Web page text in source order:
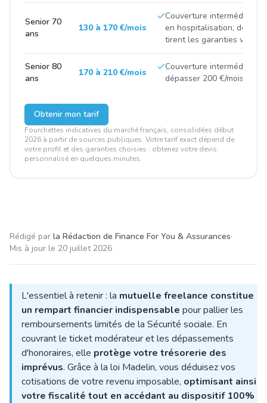
Senior 70
ans
130 à 170 €/mois
Couverture intermédiaire ;
en hospitalisation,
tirent les garanties vers le
Senior 80
ans
170 à 210 €/mois
Couverture intermédiaire
dépasser 200 €/mois en
Obtenir mon tarif
Fourchettes indicatives du marché français, consolidées début
2026 à partir de sources publiques. Votre tarif exact dépend de
votre profil et des garanties choisies : obtenez votre devis
personnalisé en quelques minutes.
Rédigé par la Rédaction de Finance For You & Assurances·
Mis à jour le 20 juillet 2026
L'essentiel à retenir : la mutuelle freelance constitue
un rempart financier indispensable pour pallier les
remboursements limités de la Sécurité sociale. En
couvrant le ticket modérateur et les dépassements
d'honoraires, elle protège votre trésorerie des
imprévus. Grâce à la loi Madelin, vous déduisez vos
cotisations de votre revenu imposable, optimisant ainsi
votre fiscalité tout en accédant au dispositif 100%